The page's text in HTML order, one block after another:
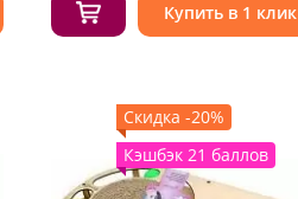
Купить в 1 клик
Скидка -20%
Кэшбэк 21 баллов